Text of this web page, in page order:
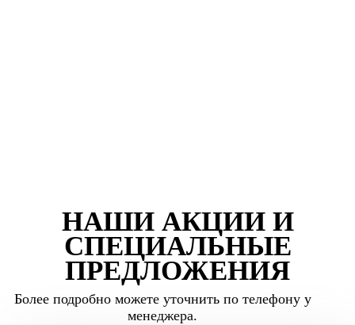
НАШИ АКЦИИ И
СПЕЦИАЛЬНЫЕ
ПРЕДЛОЖЕНИЯ
Более подробно можете уточнить по телефону у
менеджера.